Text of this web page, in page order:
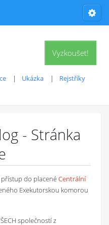
Vyzkoušet!
Ukázka
Rejstříky
- Stránka
do placenéCentrální
Exekutorskou komorou
společností z